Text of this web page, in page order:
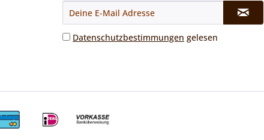
Datenschutzbestimmungen gelesen